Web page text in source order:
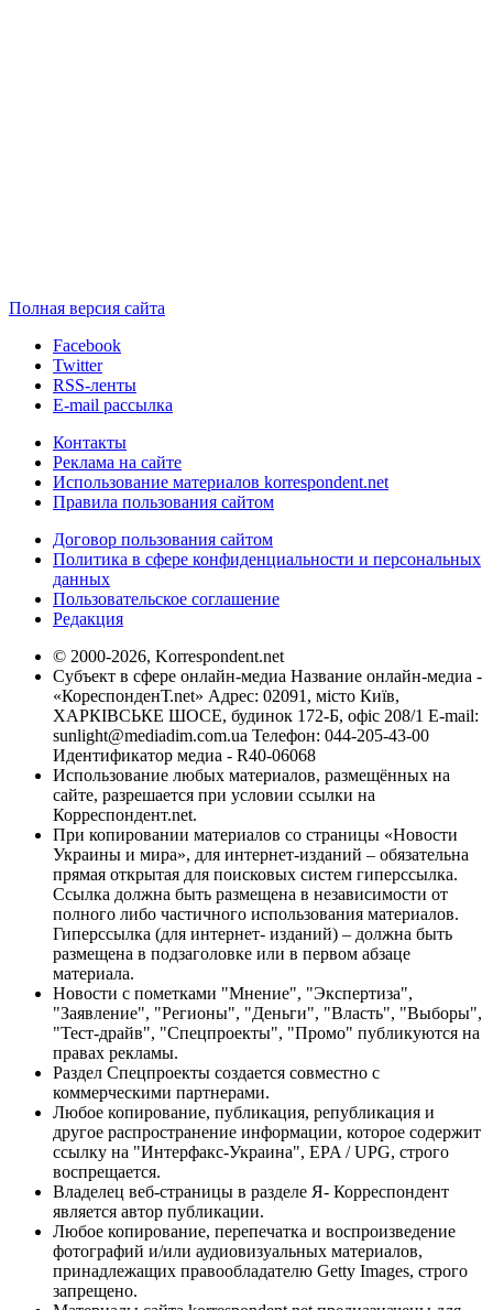
Полная версия сайта
Facebook
Twitter
RSS-ленты
E-mail рассылка
Контакты
Реклама на сайте
Использование материалов korrespondent.net
Правила пользования сайтом
Договор пользования сайтом
Политика в сфере конфиденциальности и персональных
данных
Пользовательское соглашение
Редакция
© 2000-2026, Korrespondent.net
Субъект в сфере онлайн-медиа Название онлайн-медиа -
«КореспонденТ.net» Адрес: 02091, місто Київ,
ХАРКІВСЬКЕ ШОСЕ, будинок 172-Б, офіс 208/1 E-mail:
sunlight@mediadim.com.ua Телефон: 044-205-43-00
Идентификатор медиа - R40-06068
Использование любых материалов, размещённых на
сайте, разрешается при условии ссылки на
Корреспондент.net.
При копировании материалов со страницы «Новости
Украины и мира», для интернет-изданий – обязательна
прямая открытая для поисковых систем гиперссылка.
Ссылка должна быть размещена в независимости от
полного либо частичного использования материалов.
Гиперссылка (для интернет- изданий) – должна быть
размещена в подзаголовке или в первом абзаце
материала.
Новости с пометками "Мнение", "Экспертиза",
"Заявление", "Регионы", "Деньги", "Власть", "Выборы",
"Тест-драйв", "Спецпроекты", "Промо" публикуются на
правах рекламы.
Раздел Спецпроекты создается совместно с
коммерческими партнерами.
Любое копирование, публикация, републикация и
другое распространение информации, которое содержит
ссылку на "Интерфакс-Украина", EPA / UPG, строго
воспрещается.
Владелец веб-страницы в разделе Я- Корреспондент
является автор публикации.
Любое копирование, перепечатка и воспроизведение
фотографий и/или аудиовизуальных материалов,
принадлежащих правообладателю Getty Images, строго
запрещено.